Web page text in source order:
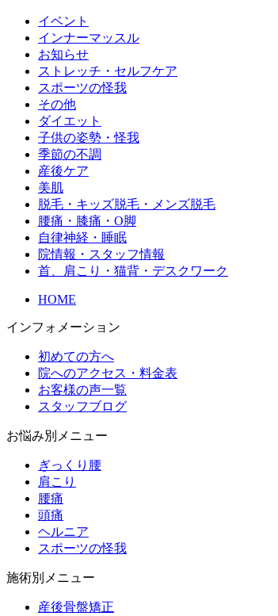
イベント
インナーマッスル
お知らせ
ストレッチ・セルフケア
スポーツの怪我
その他
ダイエット
子供の姿勢・怪我
季節の不調
産後ケア
美肌
脱毛・キッズ脱毛・メンズ脱毛
腰痛・膝痛・O脚
自律神経・睡眠
院情報・スタッフ情報
首、肩こり・猫背・デスクワーク
HOME
インフォメーション
初めての方へ
院へのアクセス・料金表
お客様の声一覧
スタッフブログ
お悩み別メニュー
ぎっくり腰
肩こり
腰痛
頭痛
ヘルニア
スポーツの怪我
施術別メニュー
産後骨盤矯正